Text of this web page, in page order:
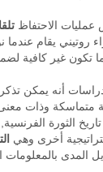
الاحتفاظ
يقام عندما
غير كافية
أنه يمكن تذكر
متماسكة وذات
الثورة
المدى بالمعلومات